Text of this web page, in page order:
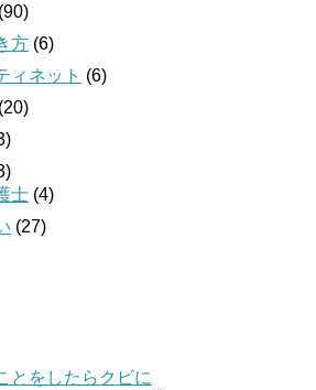
(90)
方 (6)
ィネット (6)
(20)
士 (4)
(27)
とをしたらクビに